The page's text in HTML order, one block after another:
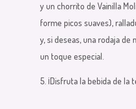
y un chorrito de Vainilla
forme picos suaves),
y, si deseas, una rodaja de
un toque especial.
5. ¡Disfruta la bebida de la